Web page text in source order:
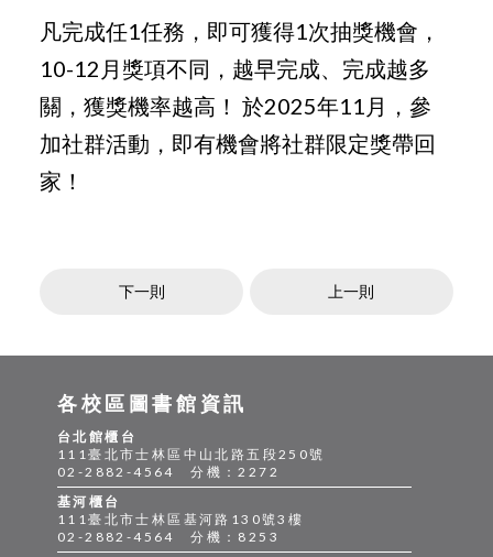
凡完成任1任務，即可獲得1次抽獎機會，
10-12月獎項不同，越早完成、完成越多
關，獲獎機率越高！ 於2025年11月，參
加社群活動，即有機會將社群限定獎帶回
家！
下一則 上一則
各校區圖書館資訊
台北館櫃台
111臺北市士林區中山北路五段250號
02-2882-4564 分機：2272
基河櫃台
111臺北市士林區基河路130號3樓
02-2882-4564 分機：8253